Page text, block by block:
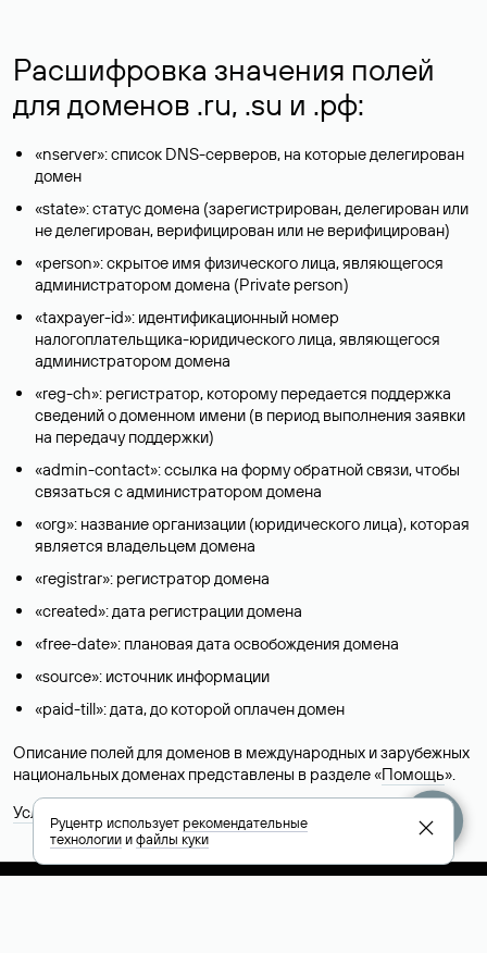
Расшифровка значения полей
для доменов .ru, .su и .рф:
«nserver»: список DNS-серверов, на которые делегирован
домен
«state»: статус домена (зарегистрирован, делегирован или
не делегирован, верифицирован или не верифицирован)
«person»: скрытое имя физического лица, являющегося
администратором домена (Privatе person)
«taxpayer-id»: идентификационный номер
налогоплательщика-юридического лица, являющегося
администратором домена
«reg-ch»: регистратор, которому передается поддержка
сведений о доменном имени (в период выполнения заявки
на передачу поддержки)
«admin-contact»: ссылка на форму обратной связи, чтобы
связаться с администратором домена
«org»: название организации (юридического лица), которая
является владельцем домена
«registrar»: регистратор домена
«created»: дата регистрации домена
«free-date»: плановая дата освобождения домена
«source»: источник информации
«paid-till»: дата, до которой оплачен домен
Описание полей для доменов в международных и зарубежных
национальных доменах представлены в разделе «Помощь».
Условия использования Whois-сервиса
Руцентр используетрекомендательные
технологииифайлы куки